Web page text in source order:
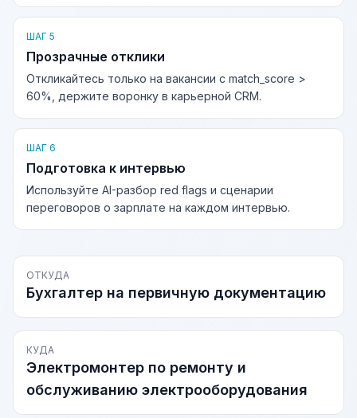
ШАГ 5
Прозрачные отклики
Откликайтесь только на вакансии с match_score >
60%, держите воронку в карьерной CRM.
ШАГ 6
Подготовка к интервью
Используйте AI-разбор red flags и сценарии
переговоров о зарплате на каждом интервью.
ОТКУДА
Бухгалтер на первичную документацию
КУДА
Электромонтер по ремонту и
обслуживанию электрооборудования